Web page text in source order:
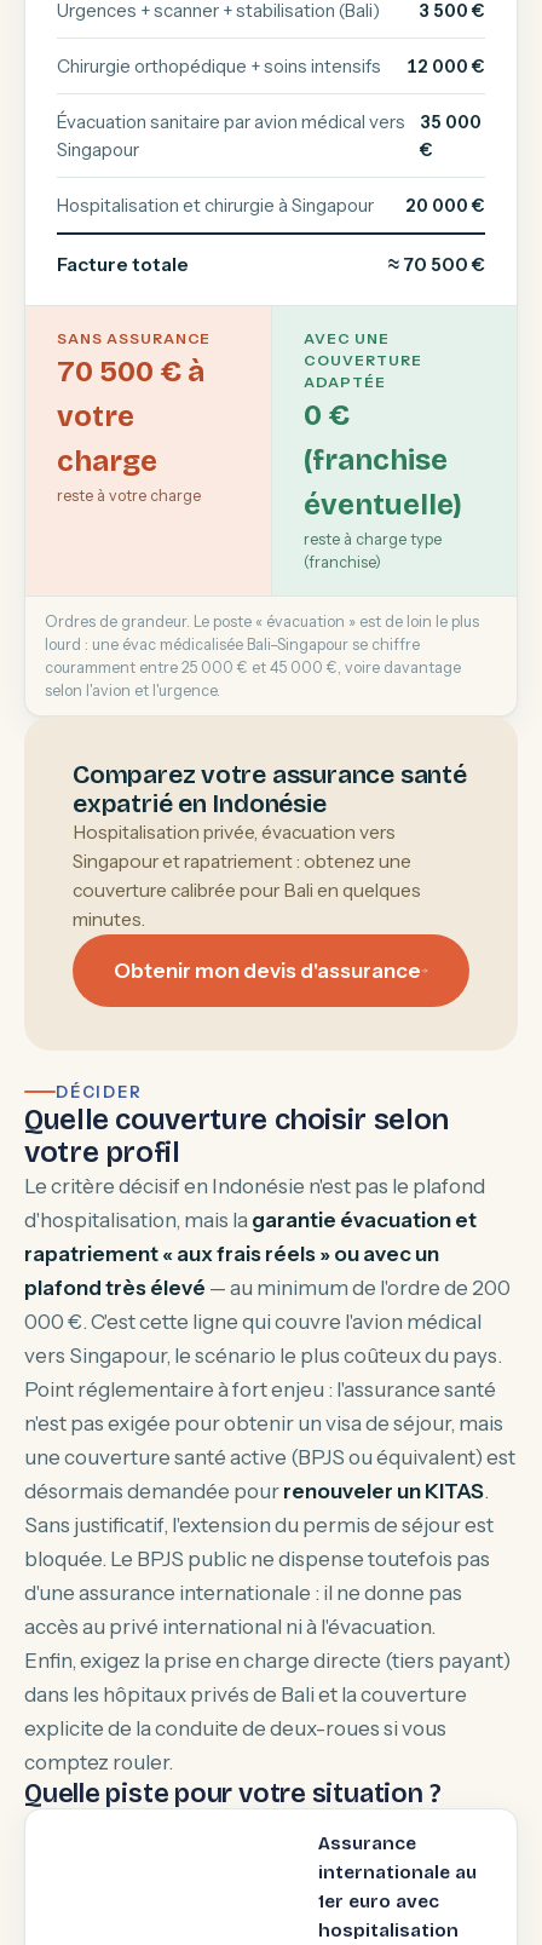
Urgences + scanner + stabilisation (Bali) 3 500 €
Chirurgie orthopédique + soins intensifs 12 000 €
Évacuation sanitaire par avion médical vers
Singapour
35 000
€
Hospitalisation et chirurgie à Singapour 20 000 €
Facture totale ≈ 70 500 €
SANS ASSURANCE
70 500 € à
votre
charge
reste à votre charge
AVEC UNE
COUVERTURE
ADAPTÉE
0 €
(franchise
éventuelle)
reste à charge type
(franchise)
Ordres de grandeur. Le poste « évacuation » est de loin le plus
lourd : une évac médicalisée Bali–Singapour se chiffre
couramment entre 25 000 € et 45 000 €, voire davantage
selon l'avion et l'urgence.
Comparez votre assurance santé
expatrié en Indonésie
Hospitalisation privée, évacuation vers
Singapour et rapatriement : obtenez une
couverture calibrée pour Bali en quelques
minutes.
Obtenir mon devis d'assurance
DÉCIDER
Quelle couverture choisir selon
votre profil
Le critère décisif en Indonésie n'est pas le plafond
d'hospitalisation, mais la garantie évacuation et
rapatriement « aux frais réels » ou avec un
plafond très élevé — au minimum de l'ordre de 200
000 €. C'est cette ligne qui couvre l'avion médical
vers Singapour, le scénario le plus coûteux du pays.
Point réglementaire à fort enjeu : l'assurance santé
n'est pas exigée pourobtenir un visa de séjour, mais
une couverture santé active (BPJS ou équivalent) est
désormais demandée pour renouveler un KITAS.
Sans justificatif, l'extension du permis de séjour est
bloquée. Le BPJS public ne dispense toutefois pas
d'une assurance internationale : il ne donne pas
accès au privé international ni à l'évacuation.
Enfin, exigez la prise en charge directe (tiers payant)
dans les hôpitaux privés de Bali et la couverture
explicite de la conduite de deux-roues si vous
comptez rouler.
Quelle piste pour votre situation ?
Assurance
internationale au
1er euro avec
hospitalisation